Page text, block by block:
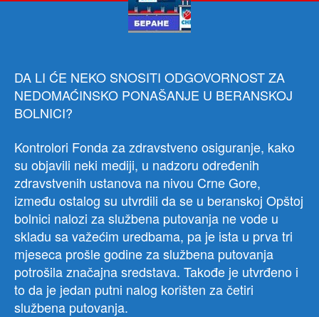
DA LI ĆE NEKO SNOSITI ODGOVORNOST ZA
NEDOMAĆINSKO PONAŠANJE U BERANSKOJ
BOLNICI?
Kontrolori Fonda za zdravstveno osiguranje, kako
su objavili neki mediji, u nadzoru određenih
zdravstvenih ustanova na nivou Crne Gore,
između ostalog su utvrdili da se u beranskoj Opštoj
bolnici nalozi za službena putovanja ne vode u
skladu sa važećim uredbama, pa je ista u prva tri
mjeseca prošle godine za službena putovanja
potrošila značajna sredstava. Takođe je utvrđeno i
to da je jedan putni nalog korišten za četiri
službena putovanja.